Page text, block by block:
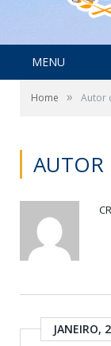
MENU
Home » Autor
AUTOR
JANEIRO,